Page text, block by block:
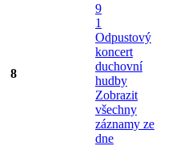
8
9
1
Odpustový
koncert
duchovní
hudby
Zobrazit
všechny
záznamy ze
dne